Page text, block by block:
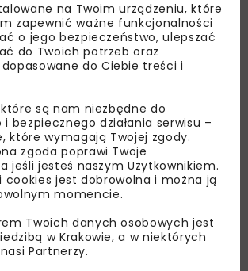
składać zarówno dla produktów
książki), jak i cyfrowych (e-
W przypadku braku zgodności
masz prawo do: naprawy, wymiany,
odstąpienia od umowy.
sporów
z pozasądowych sposobów
możesz:
Inspektoratu Inspekcji
przy Inspekcji Handlowej,
na Twoim urządzeniu, które
zapewnić ważne funkcjonalności
o jego bezpieczeństwo, ulepszać
do Twoich potrzeb oraz
do Ciebie treści i
są nam niezbędne do
i bezpiecznego działania serwisu –
które wymagają Twojej zgody.
zgoda poprawi Twoje
jeśli jesteś naszym Użytkownikiem.
cookies jest dobrowolna i można ją
momencie.
Twoich danych osobowych jest
w Krakowie, a w niektórych
Partnerzy.